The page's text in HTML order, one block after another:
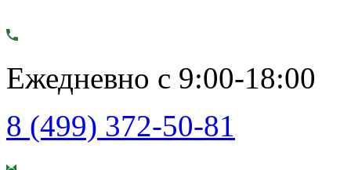
Ежедневно с 9:00-18:00
8 (499) 372-50-81